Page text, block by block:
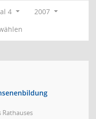
4
2007
Rathauses